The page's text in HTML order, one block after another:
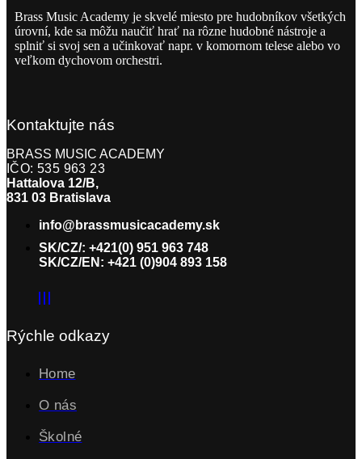
Brass Music Academy je skvelé miesto pre hudobníkov všetkých
úrovní, kde sa môžu naučiť hrať na rôzne hudobné nástroje a
splniť si svoj sen a učinkovať napr. v komornom telese alebo vo
veľkom dychovom orchestri.
Kontaktujte nás
BRASS MUSIC ACADEMY
IČO: 535 963 23
Hattalova 12/B,
831 03 Bratislava
info@brassmusicacademy.sk
SK/CZ/: +421(0) 951 963 748
SK/CZ/EN: +421 (0)904 893 158
Rýchle odkazy
Home
O nás
Školné